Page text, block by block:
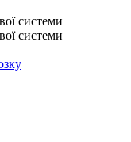
системи
системи